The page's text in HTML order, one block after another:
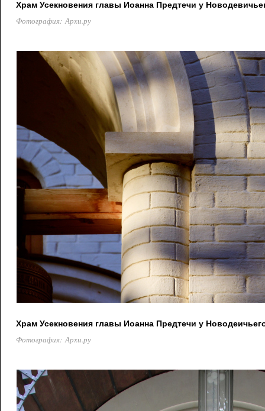
Храм Усекновения главы Иоанна Предтечи у
Фотография: Архи.ру
Храм Усекновения главы Иоанна Предтечи у
Фотография: Архи.ру